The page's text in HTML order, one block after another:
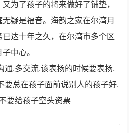
为了孩子的将来做好了铺垫，
疑是福音。海韵之家在尔湾月
达十年之久，在尔湾市多个区
中心。
通,多交流,该表扬的时候要表扬,
要总在孩子面前说别人的孩子好,
要给孩子空头资票